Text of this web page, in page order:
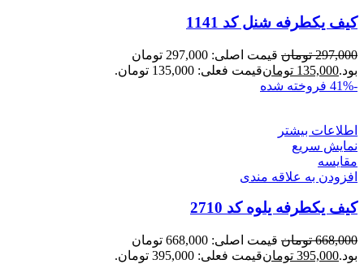
کیف یکطرفه شنل کد 1141
297,000 تومان
قیمت اصلی: 297,000 تومان
بود.135,000 تومانقیمت فعلی: 135,000 تومان.
-41%
فروخته شده
اطلاعات بیشتر
نمایش سریع
مقايسه
افزودن به علاقه مندی
کیف یکطرفه یلوه کد 2710
668,000 تومان
قیمت اصلی: 668,000 تومان
بود.395,000 تومانقیمت فعلی: 395,000 تومان.